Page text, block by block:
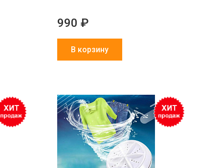
990 ₽
В корзину